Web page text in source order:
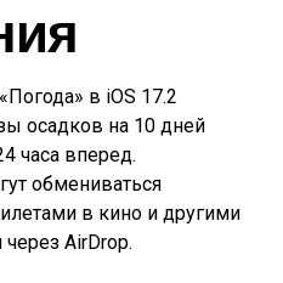
в iOS 17.2
осадков на 10 дней
часа вперед.
обмениваться
в кино и другими
AirDrop.